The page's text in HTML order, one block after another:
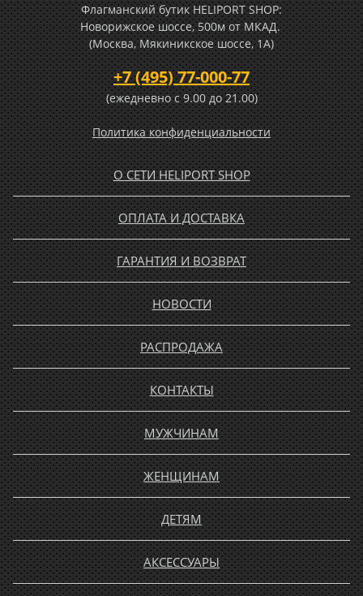
Флагманский бутик HELIPORT SHOP:
Новорижское шоссе, 500м от МКАД.
(Москва, Мякиникское шоссе, 1А)
+7 (495) 77-000-77
(ежедневно c 9.00 до 21.00)
Политика конфиденциальности
О СЕТИ HELIPORT SHOP
ОПЛАТА И ДОСТАВКА
ГАРАНТИЯ И ВОЗВРАТ
НОВОСТИ
РАСПРОДАЖА
КОНТАКТЫ
МУЖЧИНАМ
ЖЕНЩИНАМ
ДЕТЯМ
АКСЕССУАРЫ